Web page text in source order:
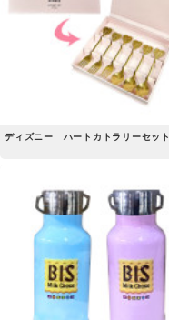
ディズニー ハートカトラリーセット